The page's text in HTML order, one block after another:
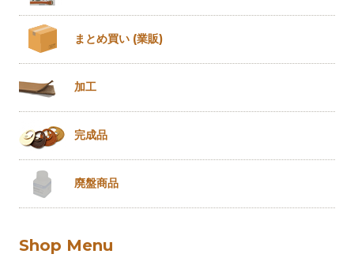
まとめ買い (業販)
加工
完成品
廃盤商品
Shop Menu